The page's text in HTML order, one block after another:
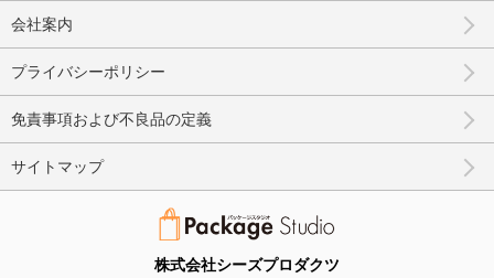
株式会社シーズプロダクツ
会社案内
プライバシーポリシー
免責事項および不良品の定義
サイトマップ